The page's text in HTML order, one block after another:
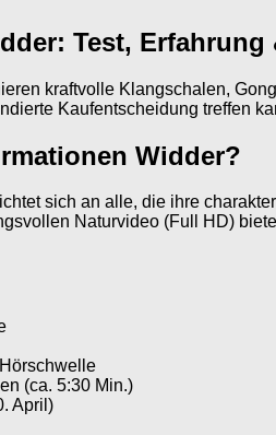
Test, Erfahrung
kraftvolle Klangschalen,
Kaufentscheidung treffen
Widder?
sich an alle, die ihre
Naturvideo (Full HD)
(ca. 5:30 Min.)
April)